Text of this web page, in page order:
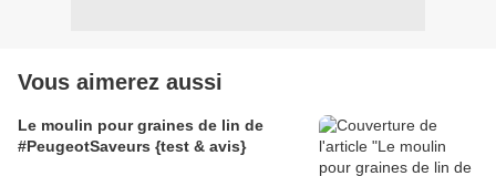
Vous aimerez aussi
Le moulin pour graines de lin de
#PeugeotSaveurs {test & avis}